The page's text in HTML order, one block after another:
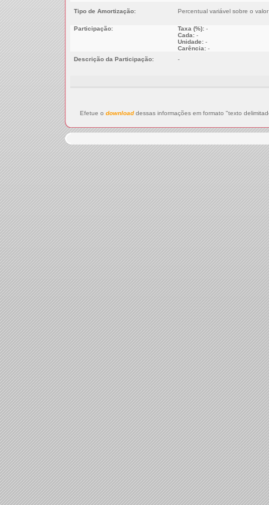
Tipo de Amortização: Percentual variável sobre o
Participação: Taxa (%):-
Cada:-
Unidade:-
Carência:-
Descrição da Participação:
-
Efetue o downloaddessas informações em formato "texto